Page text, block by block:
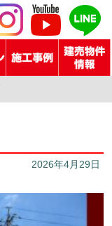
2026年4月29日